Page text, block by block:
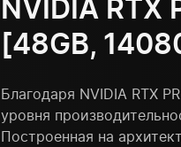
NVIDIA RTX
[48GB,
Благодаря NVIDIA RTX
уровня
Построенная на